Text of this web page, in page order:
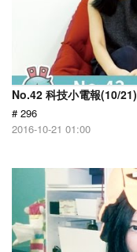
No.42 科技小電報(10/21)
# 296
2016-10-21 01:00